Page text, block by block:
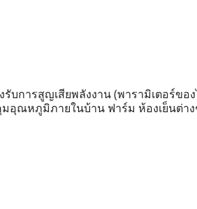
บการสูญเสียพลังงาน (พารามิเตอร์ข
อุณหภูมิภายในบ้าน ฟาร์ม ห้องเย็นต่